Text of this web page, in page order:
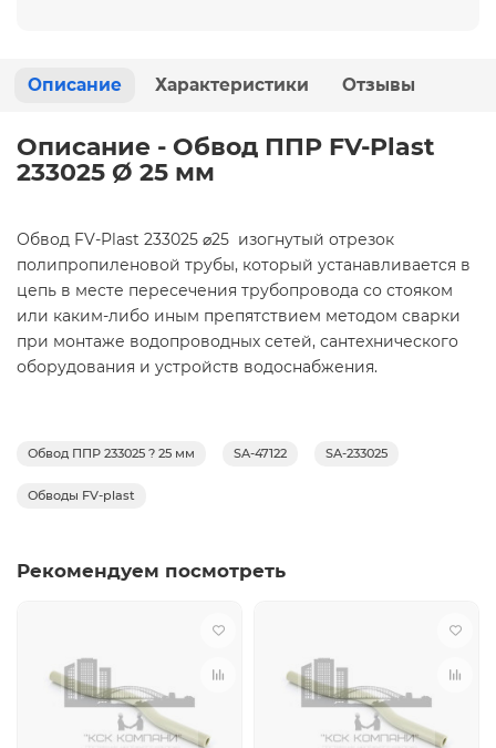
Описание Характеристики Отзывы
Описание - Обвод ППР FV-Plast
233025 Ø 25 мм
Обвод FV-Plast 233025 ⌀25 изогнутый отрезок
полипропиленовой трубы, который устанавливается в
цепь в месте пересечения трубопровода со стояком
или каким-либо иным препятствием методом сварки
при монтаже водопроводных сетей, сантехнического
оборудования и устройств водоснабжения.
Обвод ППР 233025 ? 25 мм SA-47122 SA-233025
Обводы FV-plast
Рекомендуем посмотреть